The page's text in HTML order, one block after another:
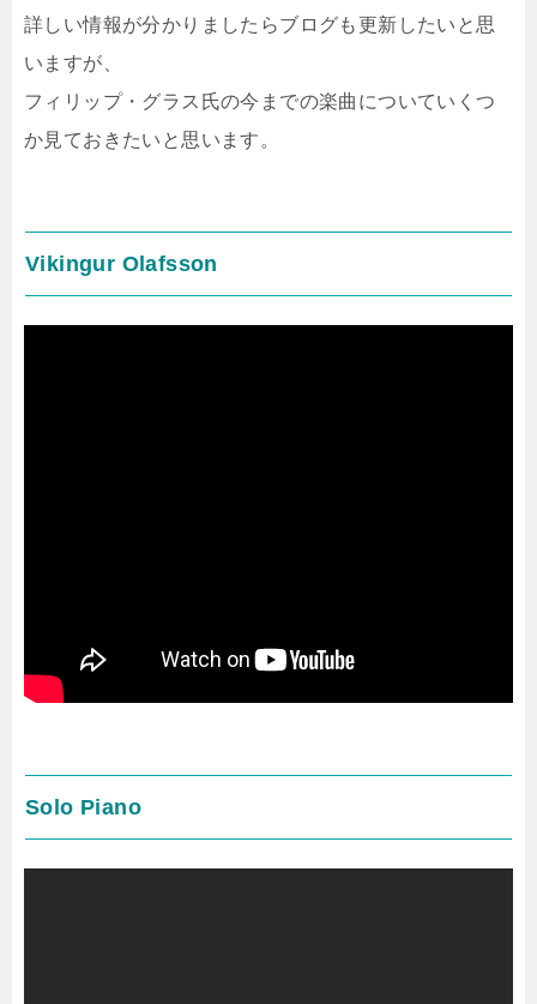
詳しい情報が分かりましたらブログも更新したいと思
いますが、
フィリップ・グラス氏の今までの楽曲についていくつ
か見ておきたいと思います。
Vikingur Olafsson
Solo Piano